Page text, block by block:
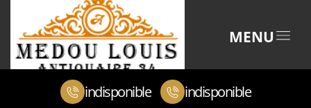
MENU
indisponible indisponible